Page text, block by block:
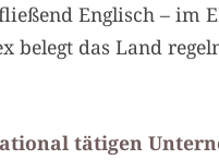
Englisch – im
belegt das Land
tätigen